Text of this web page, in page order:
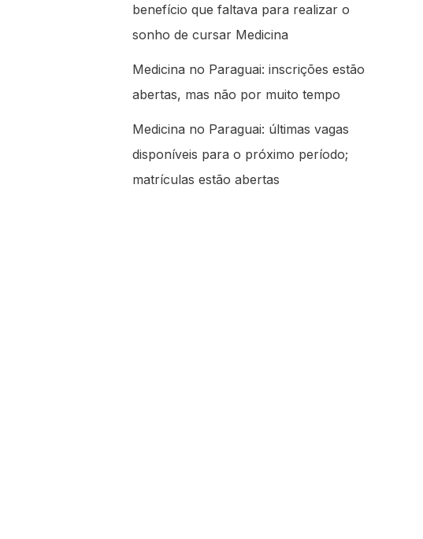
benefício que faltava para realizar o
sonho de cursar Medicina
Medicina no Paraguai: inscrições estão
abertas, mas não por muito tempo
Medicina no Paraguai: últimas vagas
disponíveis para o próximo período;
matrículas estão abertas